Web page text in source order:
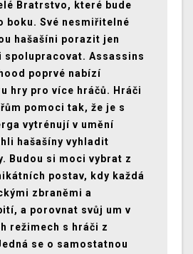
Bratrstvo, které bude
boku. Své nesmiřitelné
hašašíni porazit jen
spolupracovat. Assassins
poprvé nabízí
hry pro více hráčů. Hráči
pomoci tak, že je s
vytrénují v umění
hašašíny vyhladit
Budou si moci vybrat z
postav, kdy každá
zbraněmi a
a porovnat svůj um v
režimech s hráči z
se o samostatnou